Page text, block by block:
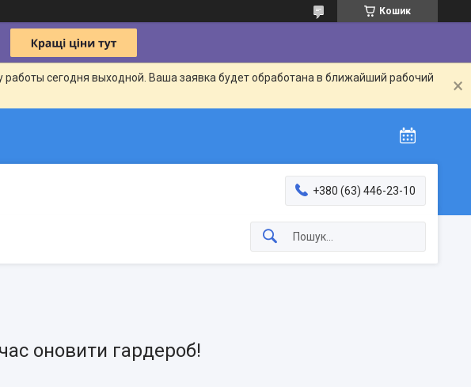
Кошик
сегодня выходной. Ваша заявка будет обработана в ближайший рабочий
+380 (63) 446-23-10
оновити гардероб!